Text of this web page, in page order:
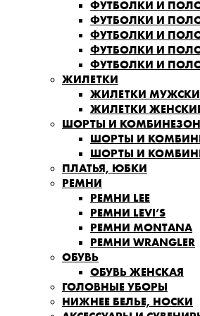
ФУТБОЛКИ И ПОЛО
ФУТБОЛКИ И ПОЛО
ФУТБОЛКИ И ПОЛО
ФУТБОЛКИ И
ФУТБОЛКИ И ПОЛО
ЖИЛЕТКИ
ЖИЛЕТКИ
ЖИЛЕТКИ
ШОРТЫ И
ШОРТЫ И
ШОРТЫ И
ПЛАТЬЯ, ЮБКИ
РЕМНИ
РЕМНИ LEE
РЕМНИ LEVI’S
РЕМНИ MONTANA
РЕМНИ WRANGLER
ОБУВЬ
ОБУВЬ ЖЕНСКАЯ
ГОЛОВНЫЕ УБОРЫ
НИЖНЕЕ БЕЛЬЕ, НОСКИ